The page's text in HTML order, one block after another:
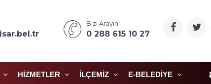
Bizi Arayın:
0 288 615 10 27
HIZMETLER İLÇEMIZ E-BELEDIYE